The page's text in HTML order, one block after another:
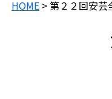
HOME > 第２２回安